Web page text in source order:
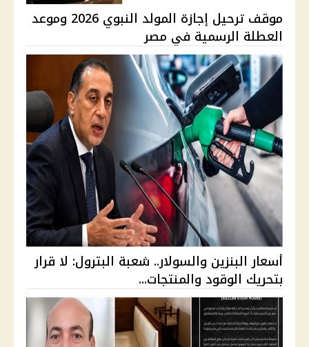
موقف ترحيل إجازة المولد النبوي 2026 وموعد
العطلة الرسمية في مصر
أسعار البنزين والسولار.. شعبة البترول: لا قرار
بتحريك الوقود والمنتجات...